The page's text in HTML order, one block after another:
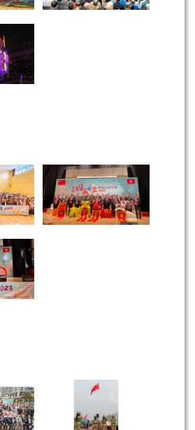
的社交媒體，緊貼最新資訊！
微博 小紅書